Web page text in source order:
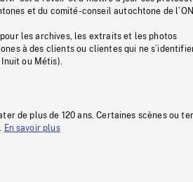
et du comité-conseil autochtone de
les archives, les extraits et les photos
à des clients ou clientes qui ne
ou Métis).
de plus de 120 ans. Certaines scènes ou
En savoir plus